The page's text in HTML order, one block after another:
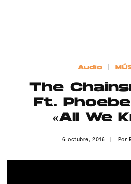
Contacto
Audio
The
Ft. Phoebe
«All We
6 octubre, 2016 Por